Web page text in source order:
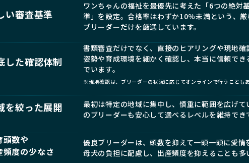
い審査基準
ワンちゃんの福祉を最優先に考えた「6つの絶対
準」を設定。合格率はわずか10%未満という、
ブリーダーだけを厳選しています。
した確認体制
書類審査だけでなく、直接のヒアリングや現地
姿勢や育成環境を細かく確認し、本当に信頼で
でいます。
※現地確認は、ブリーダーの状況に応じてオンラインで行うこともあ
を絞った展開
最初は特定の地域に集中し、慎重に範囲を広げ
のブリーダーも安心して選べるレベルを維持でき
頭数や
頻度の少なさ
優良ブリーダーは、頭数を抑えて一頭一頭に愛情
母犬の負担に配慮し、出産頻度を抑えることも多